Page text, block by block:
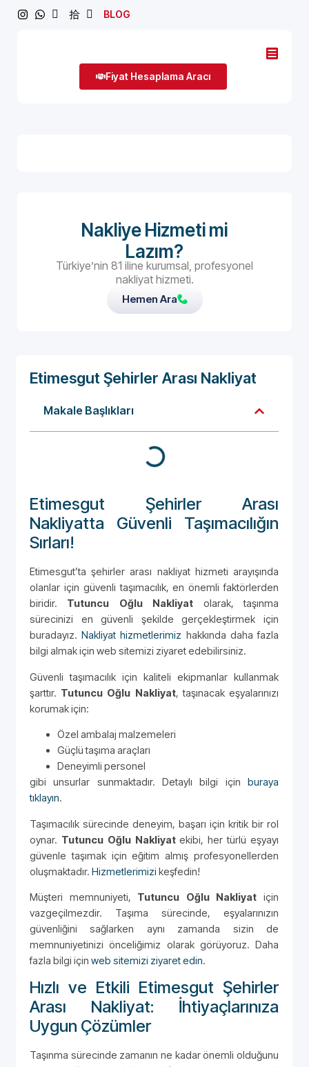
BLOG
Fiyat Hesaplama Aracı
Nakliye Hizmeti mi
Lazım?
Türkiye’nin 81 iline kurumsal, profesyonel
nakliyat hizmeti.
Hemen Ara
Etimesgut Şehirler Arası Nakliyat
Makale Başlıkları
Etimesgut Şehirler Arası
Nakliyatta Güvenli Taşımacılığın
Sırları!
Etimesgut’ta şehirler arası nakliyat hizmeti arayışında
olanlar için güvenli taşımacılık, en önemli faktörlerden
biridir. Tutuncu Oğlu Nakliyat olarak, taşınma
sürecinizi en güvenli şekilde gerçekleştirmek için
buradayız.Nakliyat hizmetlerimiz hakkında daha fazla
bilgi almak için web sitemizi ziyaret edebilirsiniz.
Güvenli taşımacılık için kaliteli ekipmanlar kullanmak
şarttır. Tutuncu Oğlu Nakliyat, taşınacak eşyalarınızı
korumak için:
Özel ambalaj malzemeleri
Güçlü taşıma araçları
Deneyimli personel
gibi unsurlar sunmaktadır. Detaylı bilgi için buraya
tıklayın.
Taşımacılık sürecinde deneyim, başarı için kritik bir rol
oynar. Tutuncu Oğlu Nakliyatekibi, her türlü eşyayı
güvenle taşımak için eğitim almış profesyonellerden
oluşmaktadır. Hizmetlerimizi keşfedin!
Müşteri memnuniyeti, Tutuncu Oğlu Nakliyat için
vazgeçilmezdir. Taşıma sürecinde, eşyalarınızın
güvenliğini sağlarken aynı zamanda sizin de
memnuniyetinizi önceliğimiz olarak görüyoruz. Daha
fazla bilgi için web sitemizi ziyaret edin.
Hızlı ve Etkili Etimesgut Şehirler
Arası Nakliyat: İhtiyaçlarınıza
Uygun Çözümler
Taşınma sürecinde zamanın ne kadar önemli olduğunu